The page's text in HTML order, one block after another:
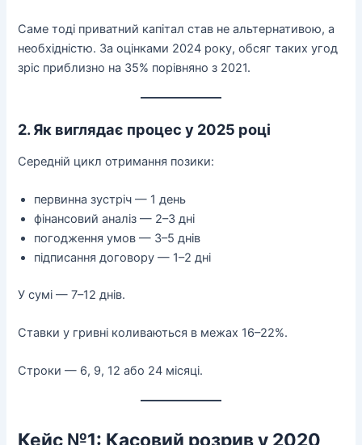
Саме тоді приватний капітал став не альтернативою, а
необхідністю. За оцінками 2024 року, обсяг таких угод
зріс приблизно на 35% порівняно з 2021.
2. Як виглядає процес у 2025 році
Середній цикл отримання позики:
первинна зустріч — 1 день
фінансовий аналіз — 2–3 дні
погодження умов — 3–5 днів
підписання договору — 1–2 дні
У сумі — 7–12 днів.
Ставки у гривні коливаються в межах 16–22%.
Строки — 6, 9, 12 або 24 місяці.
Кейс №1: Касовий розрив у 2020